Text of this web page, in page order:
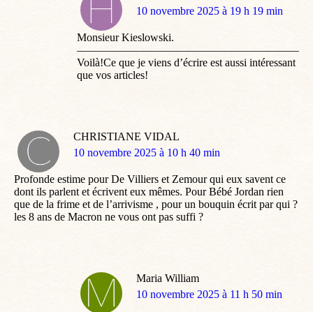
dit
10 novembre 2025 à 19 h 19 min
Monsieur Kieslowski.
Voilà!Ce que je viens d’écrire est aussi intéressant
que vos articles!
CHRISTIANE VIDAL
dit
10 novembre 2025 à 10 h 40 min
Profonde estime pour De Villiers et Zemour qui eux savent ce
dont ils parlent et écrivent eux mêmes. Pour Bébé Jordan rien
que de la frime et de l’arrivisme , pour un bouquin écrit par qui ?
les 8 ans de Macron ne vous ont pas suffi ?
Maria William
dit
10 novembre 2025 à 11 h 50 min